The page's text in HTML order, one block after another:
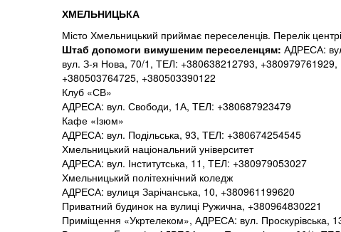
ХМЕЛЬНИЦЬКА
Місто Хмельницький приймає переселенців. Перелік
Штаб допомоги вимушеним переселенцям: АДРЕСА:
вул. З-я Нова, 70/1, ТЕЛ: +380638212793, +380979761929,
+380503764725, +380503390122
Клуб «СВ»
АДРЕСА: вул. Свободи, 1А, ТЕЛ: +380687923479
Кафе «Ізюм»
АДРЕСА: вул. Подільська, 93, ТЕЛ: +380674254545
Хмельницький національний університет
АДРЕСА: вул. Інститутська, 11, ТЕЛ: +380979053027
Хмельницький політехнічний коледж
АДРЕСА: вулиця Зарічанська, 10, +380961199620
Приватний будинок на вулиці Ружична, +380964830221
Приміщення «Укртелеком», АДРЕСА: вул. Проскурівська,